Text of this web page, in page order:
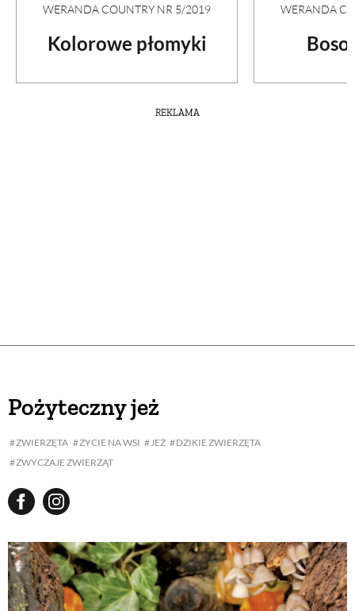
WERANDA COUNTRY NR 5/2019
Kolorowe płomyki
WERANDA
REKLAMA
Pożyteczny jeż
ZWIERZĘTA ŻYCIE NA WSI JEŻ
DZIKIE ZWIERZĘTA
ZWYCZAJE ZWIERZĄT